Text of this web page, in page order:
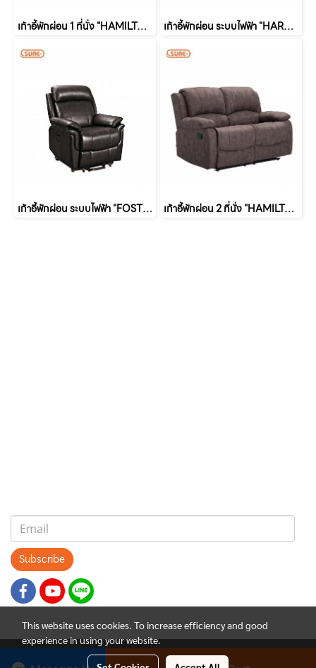
เก้าอี้พักผ่อน 1 ที่นั่ง "HAMILTON" (แฮมมิวตัน) เก้าอี้พักผ่อน ระบบไฟฟ้า "HARPER" (ฮาเปอร์)
เก้าอี้พักผ่อน ระบบไฟฟ้า "FOSTER" เก้าอี้พักผ่อน 2 ที่นั่ง "HAMILTON" (แฮมมิวตัน)
Subscribe
Copyright © 2024 B.C.F. Grandwood Co., Ltd. All Rights Reserved.
This website uses cookies. To increase efficiency and good
experience in using your website.